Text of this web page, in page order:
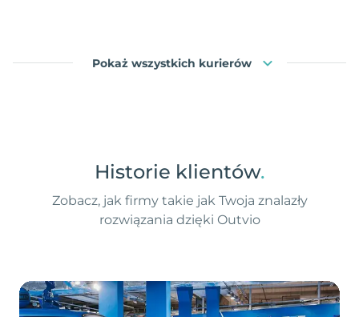
Pokaż wszystkich kurierów
Historie klientów.
Zobacz, jak firmy takie jak Twoja znalazły
rozwiązania dzięki Outvio